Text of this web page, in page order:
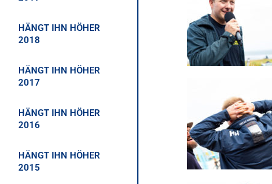
HÄNGT IHN HÖHER
2018
HÄNGT IHN HÖHER
2017
HÄNGT IHN HÖHER
2016
HÄNGT IHN HÖHER
2015